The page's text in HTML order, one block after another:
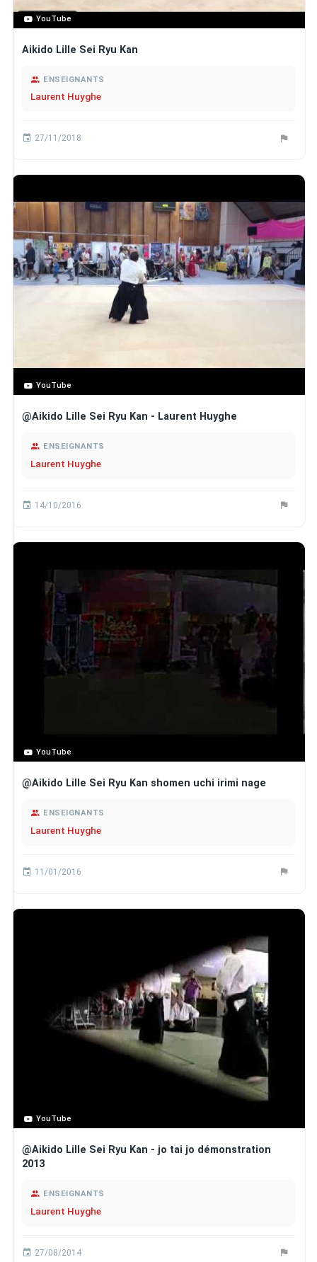
YouTube
Aikido Lille Sei Ryu Kan
ENSEIGNANTS
Laurent Huyghe
27/11/2018
YouTube
@Aikido Lille Sei Ryu Kan - Laurent Huyghe
ENSEIGNANTS
Laurent Huyghe
14/10/2016
YouTube
@Aikido Lille Sei Ryu Kan shomen uchi irimi nage
ENSEIGNANTS
Laurent Huyghe
11/01/2016
YouTube
@Aikido Lille Sei Ryu Kan - jo tai jo démonstration
2013
ENSEIGNANTS
Laurent Huyghe
27/08/2014